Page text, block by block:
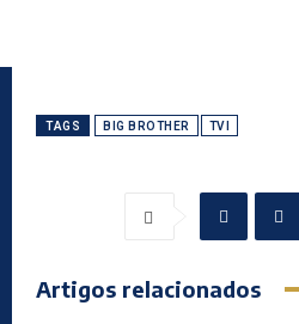
TAGS BIG BROTHER TVI
Artigos relacionados